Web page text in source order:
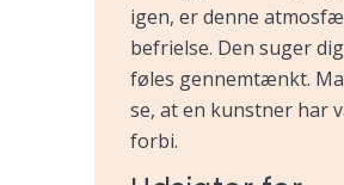
igen, er denne
befrielse. Den suger
føles gennemtænkt.
se, at en kunstner har
forbi.